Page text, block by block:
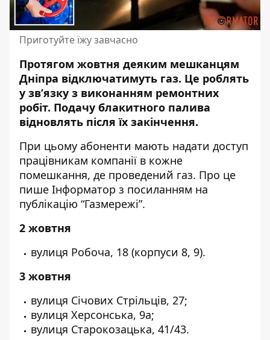
Приготуйте їжу завчасно
Протягом жовтня деяким мешканцям
Дніпра відключатимуть газ. Це роблять
у зв’язку з виконанням ремонтних
робіт. Подачу блакитного палива
відновлять після їх закінчення.
При цьому абоненти мають надати доступ
працівникам компанії в кожне
помешкання, де проведений газ. Про це
пише Інформатор з посиланням на
публікацію “Газмережі”.
2 жовтня
вулиця Робоча, 18 (корпуси 8, 9).
3 жовтня
вулиця Січових Стрільців, 27;
вулиця Херсонська, 9а;
вулиця Старокозацька, 41/43.